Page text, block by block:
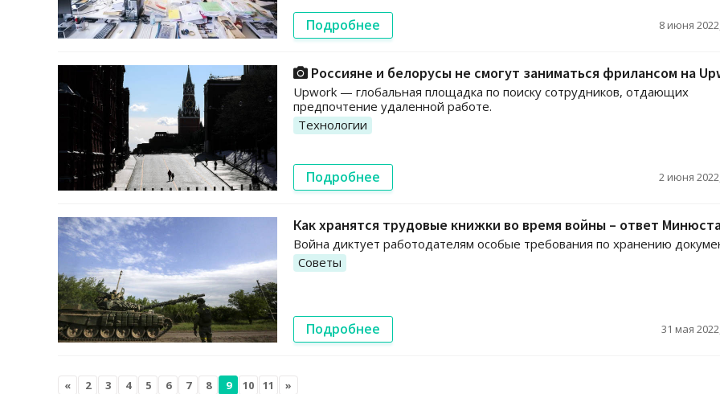
Подробнее 8 июня
Россияне и белорусы не смогут заниматься фрилансом на
Upwork — глобальная площадка по поиску сотрудников, отдающих
предпочтение удаленной работе.
Технологии
Подробнее 2 июня
Как хранятся трудовые книжки во время войны – ответ
Война диктует работодателям особые требования по хранению
Советы
Подробнее 31 мая
« 2 3 4 5 6 7 8 9 10 11 »